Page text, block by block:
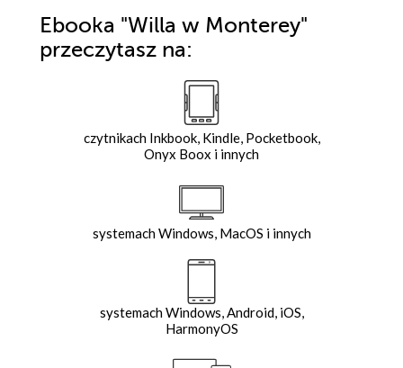
Ebooka "Willa w Monterey"
przeczytasz na:
czytnikach Inkbook, Kindle, Pocketbook,
Onyx Boox i innych
systemach Windows, MacOS i innych
systemach Windows, Android, iOS,
HarmonyOS